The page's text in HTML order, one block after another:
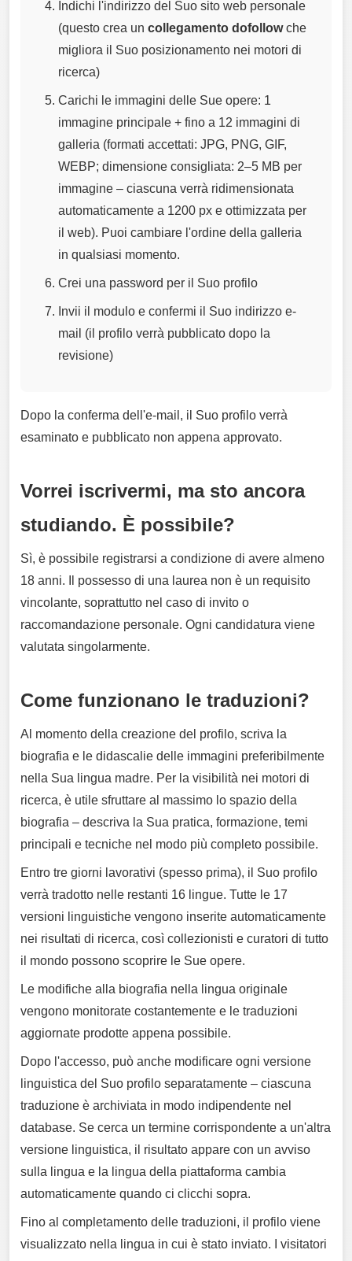
Indichi l'indirizzo del Suo sito web personale
(questo crea un collegamento dofollowche
migliora il Suo posizionamento nei motori di
ricerca)
Carichi le immagini delle Sue opere: 1
immagine principale + fino a 12 immagini di
galleria (formati accettati: JPG, PNG, GIF,
WEBP; dimensione consigliata: 2–5 MB per
immagine – ciascuna verrà ridimensionata
automaticamente a 1200 px e ottimizzata per
il web). Puoi cambiare l'ordine della galleria
in qualsiasi momento.
Crei una password per il Suo profilo
Invii il modulo e confermi il Suo indirizzo e-
mail (il profilo verrà pubblicato dopo la
revisione)
Dopo la conferma dell'e-mail, il Suo profilo verrà
esaminato e pubblicato non appena approvato.
Vorrei iscrivermi, ma sto ancora
studiando. È possibile?
Sì, è possibile registrarsi a condizione di avere almeno
18 anni. Il possesso di una laurea non è un requisito
vincolante, soprattutto nel caso di invito o
raccomandazione personale. Ogni candidatura viene
valutata singolarmente.
Come funzionano le traduzioni?
Al momento della creazione del profilo, scriva la
biografia e le didascalie delle immagini preferibilmente
nella Sua lingua madre. Per la visibilità nei motori di
ricerca, è utile sfruttare al massimo lo spazio della
biografia – descriva la Sua pratica, formazione, temi
principali e tecniche nel modo più completo possibile.
Entro tre giorni lavorativi (spesso prima), il Suo profilo
verrà tradotto nelle restanti 16 lingue. Tutte le 17
versioni linguistiche vengono inserite automaticamente
nei risultati di ricerca, così collezionisti e curatori di tutto
il mondo possono scoprire le Sue opere.
Le modifiche alla biografia nella lingua originale
vengono monitorate costantemente e le traduzioni
aggiornate prodotte appena possibile.
Dopo l'accesso, può anche modificare ogni versione
linguistica del Suo profilo separatamente – ciascuna
traduzione è archiviata in modo indipendente nel
database. Se cerca un termine corrispondente a un'altra
versione linguistica, il risultato appare con un avviso
sulla lingua e la lingua della piattaforma cambia
automaticamente quando ci clicchi sopra.
Fino al completamento delle traduzioni, il profilo viene
visualizzato nella lingua in cui è stato inviato. I visitatori